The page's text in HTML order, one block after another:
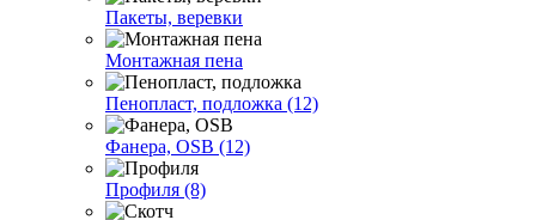
Пакеты, веревки
Монтажная пена
Пенопласт, подложка (12)
Фанера, OSB (12)
Профиля (8)